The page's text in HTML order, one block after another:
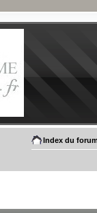
Index du